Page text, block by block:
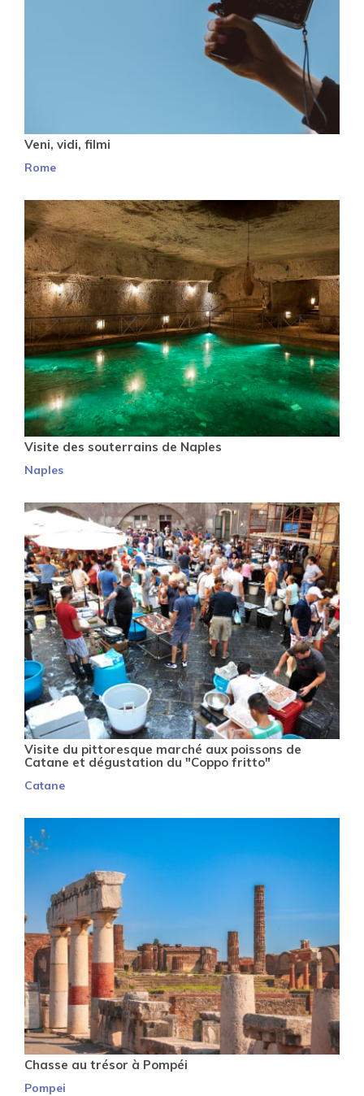
Veni, vidi, filmi
Rome
Visite des souterrains de Naples
Naples
Visite du pittoresque marché aux poissons de
Catane et dégustation du "Coppo fritto"
Catane
Chasse au trésor à Pompéi
Pompei